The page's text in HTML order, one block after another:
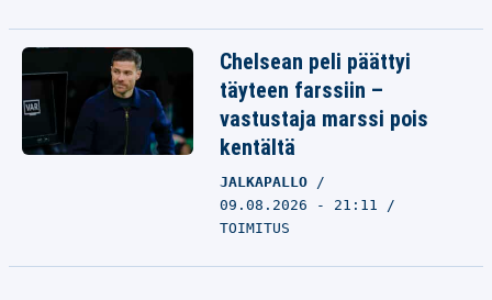
Chelsean peli päättyi
täyteen farssiin –
vastustaja marssi pois
kentältä
JALKAPALLO
09.08.2026 - 21:11
TOIMITUS